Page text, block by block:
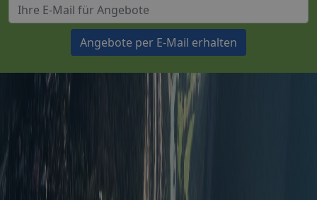
Angebote per E-Mail erhalten